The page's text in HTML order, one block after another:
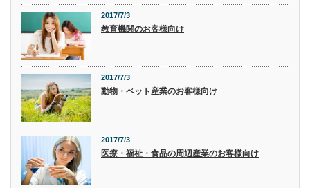
2017/7/3
教育機関のお客様向け
2017/7/3
動物・ペット産業のお客様向け
2017/7/3
医療・福祉・食品の周辺産業のお客様向け